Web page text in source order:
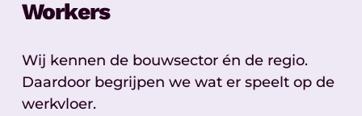
Workers
Wij kennen de bouwsector én de regio.
Daardoor begrijpen we wat er speelt op de
werkvloer.